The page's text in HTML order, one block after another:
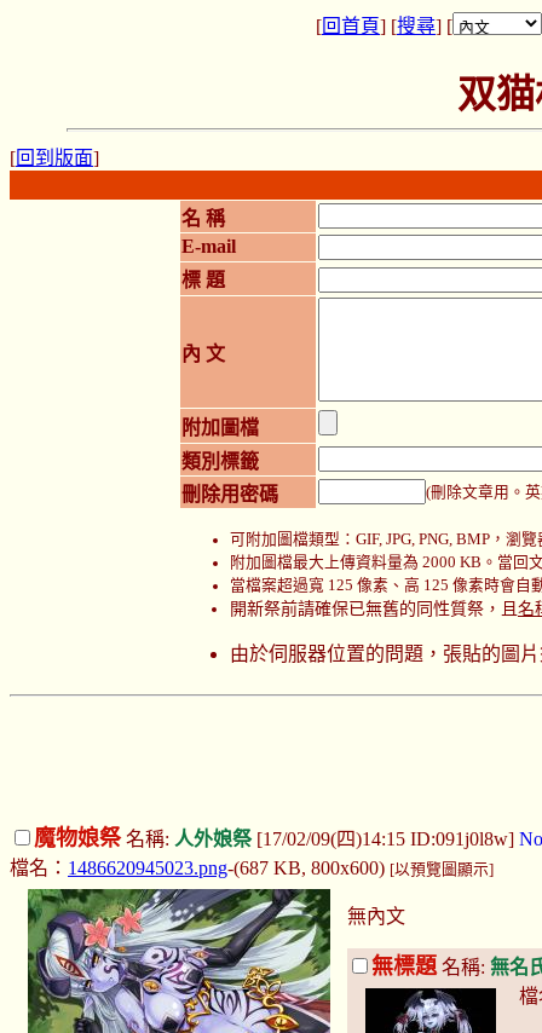
[回首頁] [搜尋] [
双
[回到版面]
名 稱
E-mail
標 題
內 文
附加圖檔
類別標籤
刪除用密碼
(刪除文章用。
可附加圖檔類型：GIF, JPG, PNG, BMP，瀏
附加圖檔最大上傳資料量為 2000 KB。當回
當檔案超過寬 125 像素、高 125 像素時會自
開新祭前請確保已無舊的同性質祭，且名
由於伺服器位置的問題，張貼的圖
魔物娘祭名稱: 人外娘祭[17/02/09(四)14:15 ID:091j0l8w]
檔名： 1486620945023.png-(687 KB, 800x600) [以預覽圖顯示]
無內文
無標題 名稱:無名
檔